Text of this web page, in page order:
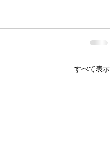
すべて表示